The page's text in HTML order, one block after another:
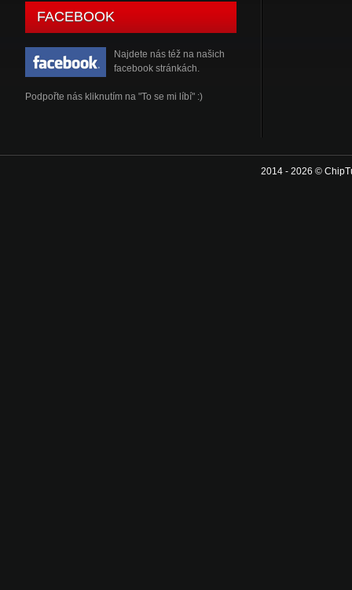
FACEBOOK
Najdete nás též na našich
facebook stránkách.
Podpořte nás kliknutím na "To se mi líbí" :)
2014 - 2026 ©